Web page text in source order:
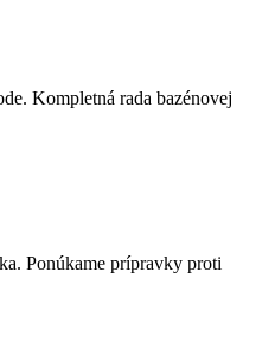
Kompletná rada bazénovej
Ponúkame prípravky proti